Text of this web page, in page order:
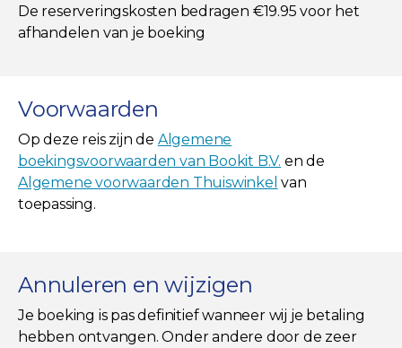
De reserveringskosten bedragen €19.95 voor het
afhandelen van je boeking
Voorwaarden
Op deze reis zijn de Algemene
boekingsvoorwaarden van Bookit B.V. en de
Algemene voorwaarden Thuiswinkel van
toepassing.
Annuleren en wijzigen
Je boeking is pas definitief wanneer wij je betaling
hebben ontvangen. Onder andere door de zeer